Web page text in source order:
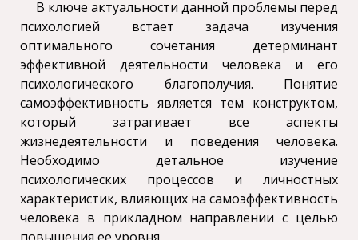
В ключе актуальности данной проблемы перед
психологией встает задача изучения
оптимального сочетания детерминант
эффективной деятельности человека и его
психологического благополучия. Понятие
самоэффективность является тем конструктом,
который затрагивает все аспекты
жизнедеятельности и поведения человека.
Необходимо детальное изучение
психологических процессов и личностных
характеристик, влияющих на самоэффективность
человека в прикладном направлении с целью